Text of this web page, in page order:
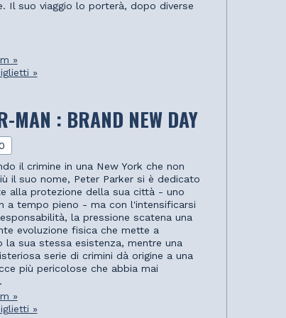
Il suo viaggio lo porterà, dopo diverse
»
»
MAN : BRAND NEW DAY
il crimine in una New York che non
il suo nome, Peter Parker si è dedicato
alla protezione della sua città - uno
a tempo pieno - ma con l'intensificarsi
la pressione scatena una
evoluzione fisica che mette a
la sua stessa esistenza, mentre una
serie di crimini dà origine a una
più pericolose che abbia mai
»
»